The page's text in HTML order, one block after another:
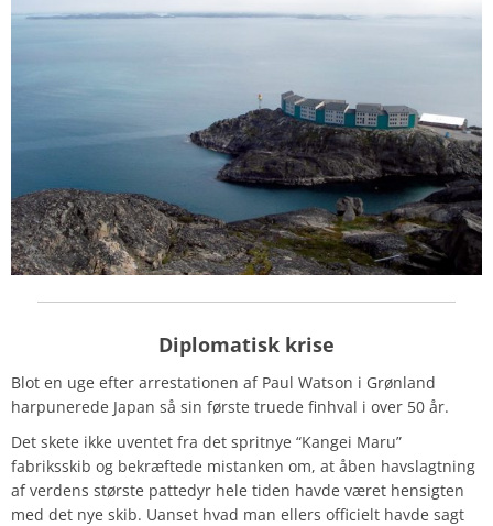
Diplomatisk krise
Blot en uge efter arrestationen af Paul Watson i Grønland
harpunerede Japan så sin første truede finhval i over 50 år.
Det skete ikke uventet fra det spritnye “Kangei Maru”
fabriksskib og bekræftede mistanken om, at åben havslagtning
af verdens største pattedyr hele tiden havde været hensigten
med det nye skib. Uanset hvad man ellers officielt havde sagt